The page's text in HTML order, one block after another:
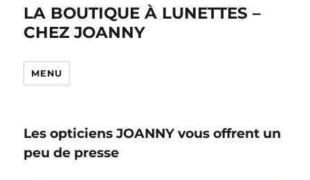
LA BOUTIQUE À LUNETTES –
CHEZ JOANNY
MENU
Les opticiens JOANNY vous offrent un
peu de presse